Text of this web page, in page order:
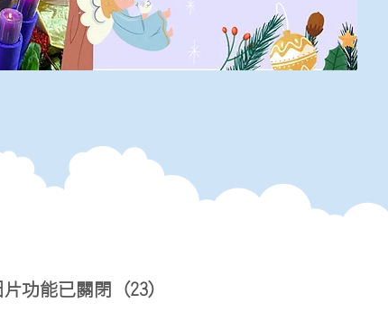
片功能已關閉 (23)